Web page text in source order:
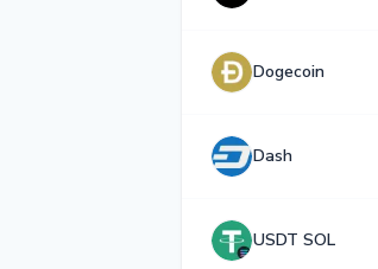
Dogecoin
Dash
USDT SOL